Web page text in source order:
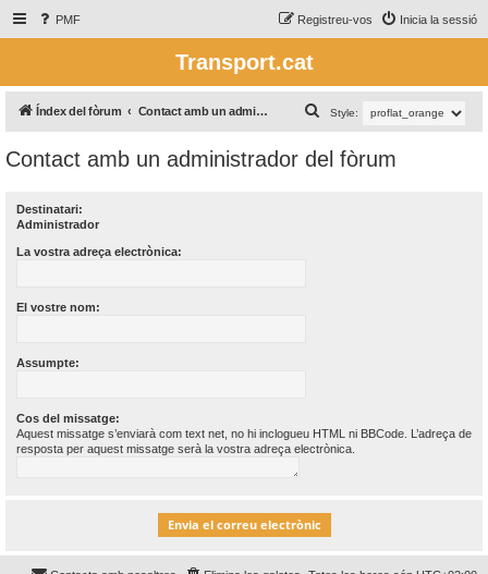
PMF Inicia la sessió
Registreu-vos
Transport.cat
Índex del fòrum Contact amb un administrador del fòrum Style:
e
r
Contact amb un administrador del fòrum
Destinatari:
Administrador
La vostra adreça electrònica:
El vostre nom:
Assumpte:
Cos del missatge:
Aquest missatge s’enviarà com text net, no hi inclogueu HTML ni BBCode. L’adreça de
resposta per aquest missatge serà la vostra adreça electrònica.